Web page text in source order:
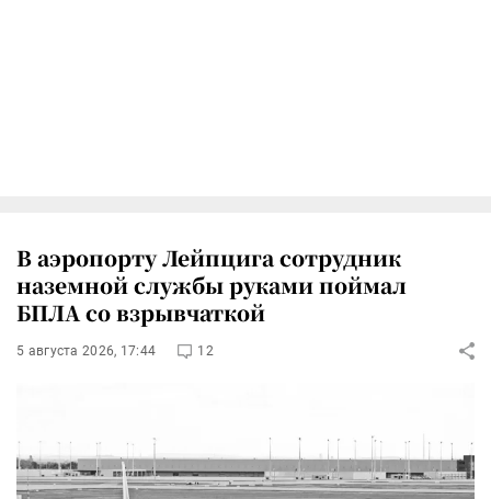
В аэропорту Лейпцига сотрудник
наземной службы руками поймал
БПЛА со взрывчаткой
5 августа 2026, 17:44 12